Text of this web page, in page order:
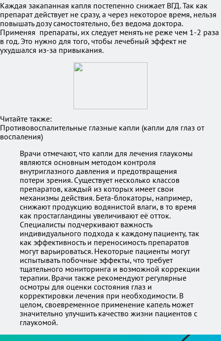
Каждая закапанная капля постепенно снижает ВГД. Так как
препарат действует не сразу, а через некоторое время, нельзя
повышать дозу самостоятельно, без ведома доктора.
Применяя препараты, их следует менять не реже чем 1-2 раза
в год. Это нужно для того, чтобы лечебный эффект не
ухудшался из-за привыкания.
Читайте также:
Противовоспалительные глазные капли (капли для глаз от
воспаления)
Врачи отмечают, что капли для лечения глаукомы
являются основным методом контроля
внутриглазного давления и предотвращения
потери зрения. Существует несколько классов
препаратов, каждый из которых имеет свои
механизмы действия. Бета-блокаторы, например,
снижают продукцию водянистой влаги, в то время
как простагландины увеличивают её отток.
Специалисты подчеркивают важность
индивидуального подхода к каждому пациенту, так
как эффективность и переносимость препаратов
могут варьироваться. Некоторые пациенты могут
испытывать побочные эффекты, что требует
тщательного мониторинга и возможной коррекции
терапии. Врачи также рекомендуют регулярные
осмотры для оценки состояния глаз и
корректировки лечения при необходимости. В
целом, своевременное применение капель может
значительно улучшить качество жизни пациентов с
глаукомой.